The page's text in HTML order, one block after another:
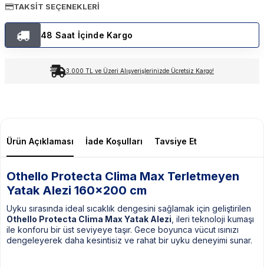
TAKSIT SEÇENEKLERI
48 Saat İçinde Kargo
3.000 TL ve Üzeri Alışverişlerinizde Ücretsiz Kargo!
Ürün Açıklaması İade Koşulları Tavsiye Et
Othello Protecta Clima Max Terletmeyen
Yatak Alezi 160x200 cm
Uyku sırasında ideal sıcaklık dengesini sağlamak için geliştirilen
Othello Protecta Clima Max Yatak Alezi , ileri teknoloji kumaşı
ile konforu bir üst seviyeye taşır. Gece boyunca vücut ısınızı
dengeleyerek daha kesintisiz ve rahat bir uyku deneyimi sunar.